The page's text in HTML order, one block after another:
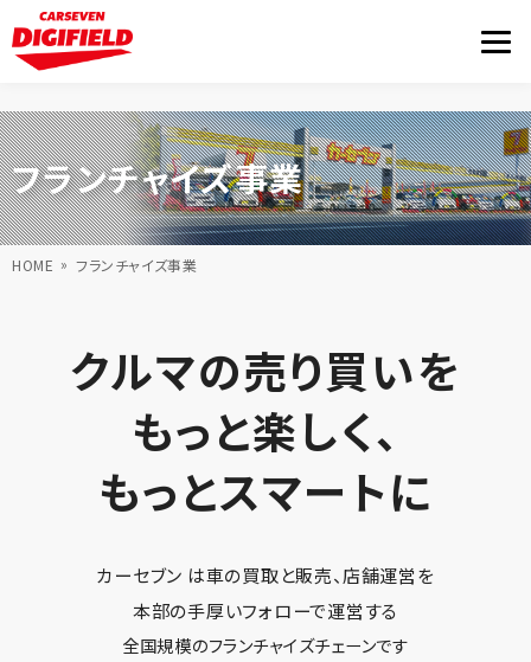
フランチャイズ事業
HOME フランチャイズ事業
クルマの売り買いを
もっと楽しく、
もっとスマートに
カーセブン は車の買取と販売、店舗運営を
本部の手厚いフォローで運営する
全国規模のフランチャイズチェーンです